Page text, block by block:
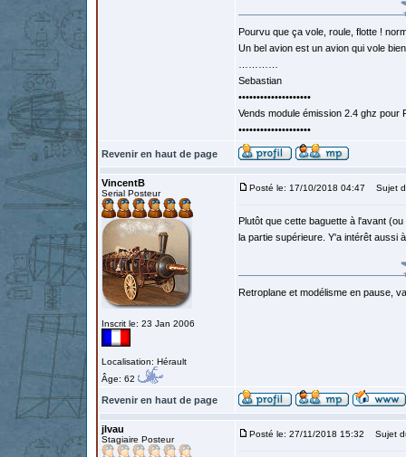
Pourvu que ça vole, roule, flotte !
Un bel avion est un avion qui vole
Sebastian
••••••••••••••••••••
Vends module émission 2.4 ghz
••••••••••••••••••••
Revenir en haut de page
VincentB
Serial Posteur
Inscrit le: 23 Jan 2006
Localisation: Hérault
Âge: 62
Posté le: 17/10/2018 04:47 Sujet
Plutôt que cette baguette à l'avant
la partie supérieure. Y'a intérêt aussi
Retroplane et modélisme en pause,
Revenir en haut de page
jlvau
Stagiaire Posteur
Posté le: 27/11/2018 15:32 Sujet